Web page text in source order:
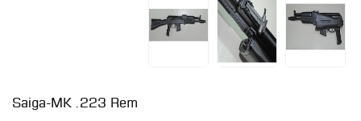
Saiga-MK .223 Rem